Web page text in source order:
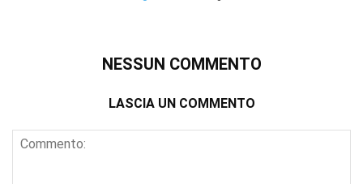
NESSUN COMMENTO
LASCIA UN COMMENTO